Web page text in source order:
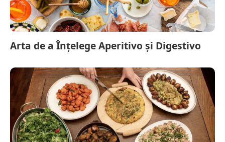
Arta de a Înțelege Aperitivo și Digestivo